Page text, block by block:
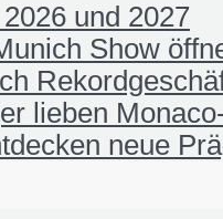
und 2027
Show
lieben
neue